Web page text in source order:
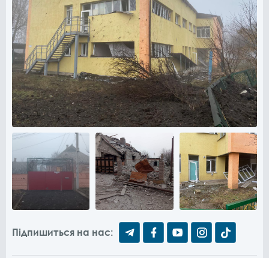
Підпишиться на нас: